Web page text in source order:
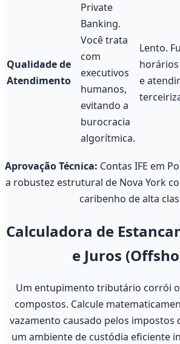
Qualidade de
Atendimento
Private
Banking.
Você trata
com
executivos
humanos,
evitando a
burocracia
algorítmica.
Lento.
e
Aprovação Técnica: Contas IFE em
a robustez estrutural de Nova York
caribenho de alta
Calculadora de
e Juros
Um entupimento tributário corrói
compostos. Calcule
vazamento causado pelos impostos
um ambiente de custódia eficiente